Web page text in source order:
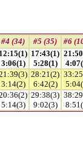
#4 (34) #5 (35) #6
12:15(1)
3:06(1)
17:43(1)
5:28(1)
3:14(2)
28:21(2)
6:42(2)
5:14(3)
29:38(3)
9:02(3)